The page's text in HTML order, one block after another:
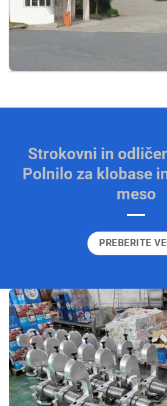
Strokovni in
Polnilo za klobase
meso
PREBERITE